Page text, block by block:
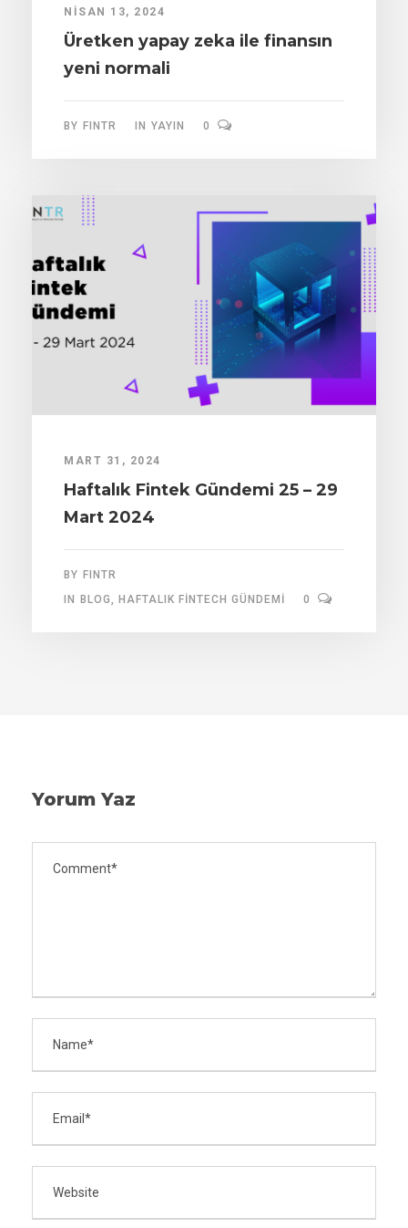
NISAN 13, 2024
Üretken yapay zeka ile finansın
yeni normali
BY FINTR IN YAYIN 0
MART 31, 2024
Haftalık Fintek Gündemi 25 – 29
Mart 2024
BY FINTR
IN
BLOG, HAFTALIK FINTECH GÜNDEMI 0
Yorum Yaz